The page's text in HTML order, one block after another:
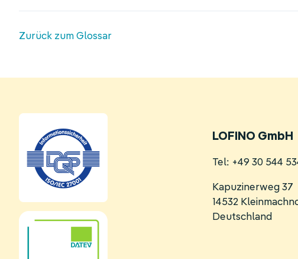
Zurück zum Glossar
LOFINO GmbH
Tel: +49 30 544
Kapuzinerweg 37
14532
Deutschland